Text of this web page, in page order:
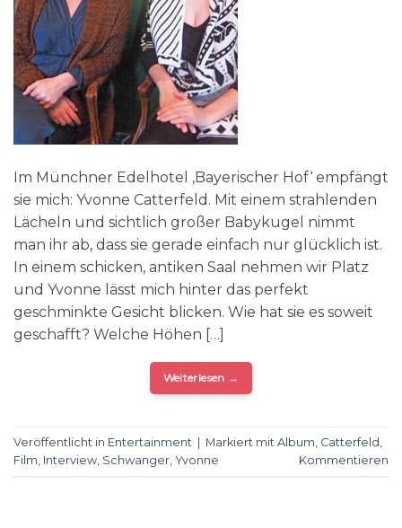
Im Münchner Edelhotel ‚Bayerischer Hof‘ empfängt
sie mich: Yvonne Catterfeld. Mit einem strahlenden
Lächeln und sichtlich großer Babykugel nimmt
man ihr ab, dass sie gerade einfach nur glücklich ist.
In einem schicken, antiken Saal nehmen wir Platz
und Yvonne lässt mich hinter das perfekt
geschminkte Gesicht blicken. Wie hat sie es soweit
geschafft? Welche Höhen […]
Weiterlesen →
Veröffentlicht in Entertainment | Markiert mit Album Catterfeld
Film Interview Schwanger Yvonne Kommentieren